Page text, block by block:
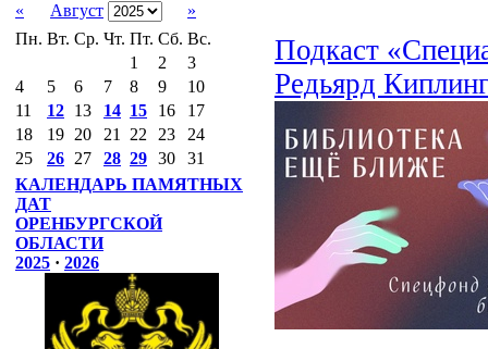
«
Август
»
Пн. Вт. Ср. Чт. Пт. Сб. Вс.
1
2
3
4
5 6 7 8 9
10
11
12 13 14 15 16
17
18
19 20 21 22 23
24
25
26 27 28 29 30
31
КАЛЕНДАРЬ ПАМЯТНЫХ
ДАТ
ОРЕНБУРГСКОЙ
ОБЛАСТИ
2025 · 2026
Подкаст
Редьярд